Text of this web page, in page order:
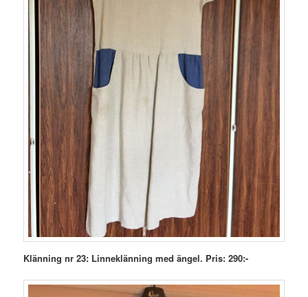
Klänning nr 23: Linneklänning med ängel. Pris: 290:-